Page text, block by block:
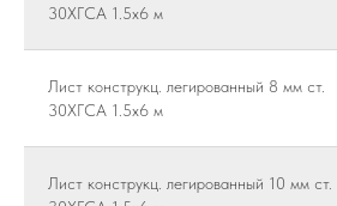
30ХГСА 1.5х6 м
Лист конструкц. легированный 8 мм ст.
30ХГСА 1.5х6 м
Лист конструкц. легированный 10 мм ст.